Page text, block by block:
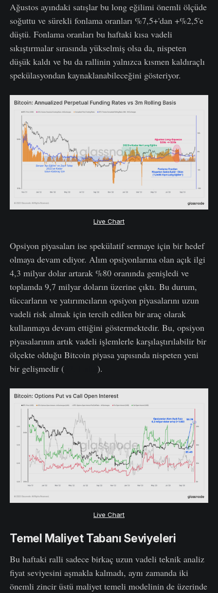
Ağustos ayındaki satışlar bu long eğilimi önemli ölçüde
soğuttu ve sürekli fonlama oranları %7,5+'dan +%2,5'e
düştü. Fonlama oranları bu haftaki kısa vadeli
sıkıştırmalar sırasında yükselmiş olsa da, nispeten
düşük kaldı ve bu da rallinin yalnızca kısmen kaldıraçlı
spekülasyondan kaynaklanabileceğini gösteriyor.
Live Chart
Opsiyon piyasaları ise spekülatif sermaye için bir hedef
olmaya devam ediyor. Alım opsiyonlarına olan açık ilgi
4,3 milyar dolar artarak %80 oranında genişledi ve
toplamda 9,7 milyar doların üzerine çıktı. Bu durum,
tüccarların ve yatırımcıların opsiyon piyasalarını uzun
vadeli risk almak için tercih edilen bir araç olarak
kullanmaya devam ettiğini göstermektedir. Bu, opsiyon
piyasalarının artık vadeli işlemlerle karşılaştırılabilir bir
ölçekte olduğu Bitcoin piyasa yapısında nispeten yeni
bir gelişmedir (
).
Live Chart
Temel Maliyet Tabanı Seviyeleri
Bu haftaki ralli sadece birkaç uzun vadeli teknik analiz
fiyat seviyesini aşmakla kalmadı, aynı zamanda iki
önemli zincir üstü maliyet temeli modelinin de üzerinde